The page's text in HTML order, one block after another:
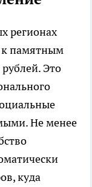
регионах
к памятным
Это
Не менее
куда